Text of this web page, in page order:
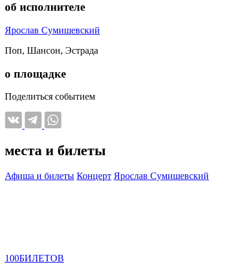
об исполнителе
Ярослав Сумишевский
Поп, Шансон, Эстрада
о площадке
Поделиться событием
места и билеты
Афиша и билеты Концерт Ярослав Сумишевский
100БИЛЕТОВ